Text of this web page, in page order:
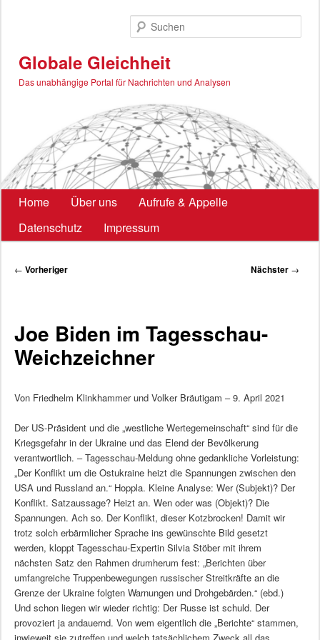
Globale Gleichheit
Das unabhängige Portal für Nachrichten und Analysen
Hauptmenü
Home Über uns
Aufrufe & Appelle
Datenschutz
Impressum
Beitragsnavigation
← Vorheriger Nächster →
Joe Biden im Tagesschau-
Weichzeichner
Von Friedhelm Klinkhammer und Volker Bräutigam – 9. April 2021
Der US-Präsident und die „westliche Wertegemeinschaft“ sind für die
Kriegsgefahr in der Ukraine und das Elend der Bevölkerung
verantwortlich. – Tagesschau-Meldung ohne gedankliche Vorleistung:
„Der Konflikt um die Ostukraine heizt die Spannungen zwischen den
USA und Russland an.“ Hoppla. Kleine Analyse: Wer (Subjekt)? Der
Konflikt. Satzaussage? Heizt an. Wen oder was (Objekt)? Die
Spannungen. Ach so. Der Konflikt, dieser Kotzbrocken! Damit wir
trotz solch erbärmlicher Sprache ins gewünschte Bild gesetzt
werden, kloppt Tagesschau-Expertin Silvia Stöber mit ihrem
nächsten Satz den Rahmen drumherum fest: „Berichten über
umfangreiche Truppenbewegungen russischer Streitkräfte an die
Grenze der Ukraine folgten Warnungen und Drohgebärden.“ (ebd.)
Und schon liegen wir wieder richtig: Der Russe ist schuld. Der
provoziert ja andauernd. Von wem eigentlich die „Berichte“ stammen,